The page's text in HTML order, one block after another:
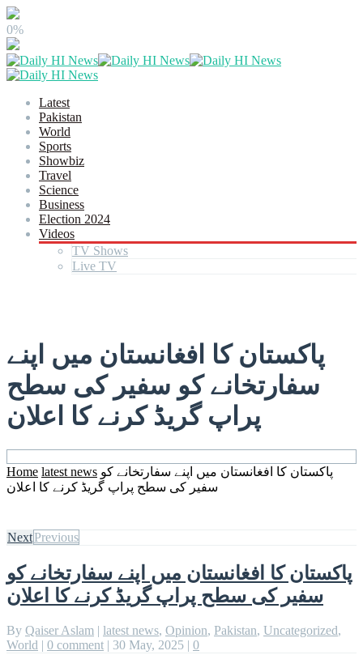
0%
Latest
Pakistan
World
Sports
Showbiz
Travel
Science
Business
Election 2024
Videos
TV Shows
Live TV
پاکستان کا افغانستان میں اپنے
سفارتخانے کو سفیر کی سطح
پراپ گریڈ کرنے کا اعلان
Home latest news پاکستان کا افغانستان میں اپنے سفارتخانے کو
سفیر کی سطح پراپ گریڈ کرنے کا اعلان
NextPrevious
پاکستان کا افغانستان میں اپنے سفارتخانے کو
سفیر کی سطح پراپ گریڈ کرنے کا اعلان
By Qaiser Aslam | latest news, Opinion, Pakistan, Uncategorized,
World | 0 comment | 30 May, 2025 | 0